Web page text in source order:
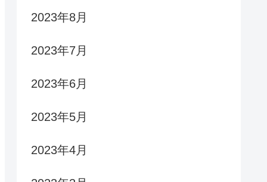
2023年8月
2023年7月
2023年6月
2023年5月
2023年4月